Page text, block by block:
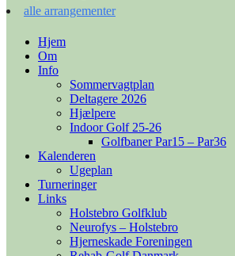
alle arrangementer
Hjem
Om
Info
Sommervagtplan
Deltagere 2026
Hjælpere
Indoor Golf 25-26
Golfbaner Par15 – Par36
Kalenderen
Ugeplan
Turneringer
Links
Holstebro Golfklub
Neurofys – Holstebro
Hjerneskade Foreningen